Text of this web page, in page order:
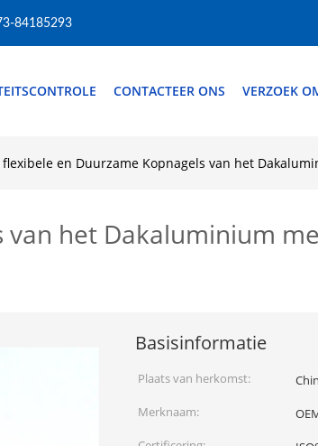
84185293
CONTACTEER ONS VERZOEK
flexibele en Duurzame Kopnagels van het
het Dakaluminium
Basisinformatie
Plaats van herkomst:
Merknaam: